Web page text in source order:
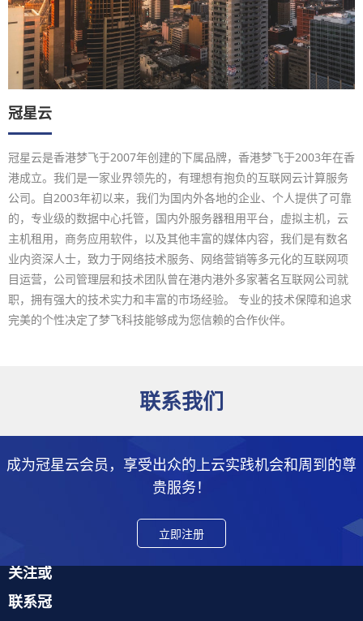
冠星云
冠星云是香港梦飞于2007年创建的下属品牌，香港梦飞于2003年在香
港成立。我们是一家业界领先的，有理想有抱负的互联网云计算服务
公司。自2003年初以来，我们为国内外各地的企业、个人提供了可靠
的，专业级的数据中心托管，国内外服务器租用平台，虚拟主机，云
主机租用，商务应用软件，以及其他丰富的媒体内容，我们是有数名
业内资深人士，致力于网络技术服务、网络营销等多元化的互联网项
目运营，公司管理层和技术团队曾在港内港外多家著名互联网公司就
职，拥有强大的技术实力和丰富的市场经验。 专业的技术保障和追求
完美的个性决定了梦飞科技能够成为您信赖的合作伙伴。
联系我们
成为冠星云会员，享受出众的上云实践机会和周到的尊
贵服务！
立即注册
关注或
联系冠